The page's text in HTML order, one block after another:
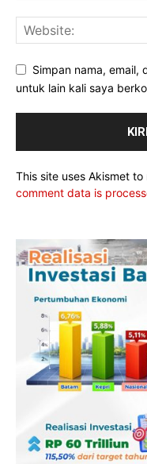
Simpan nama, email,
untuk lain kali saya
This site uses Akismet
comment data is